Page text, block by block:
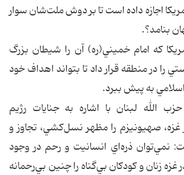
اجازه داده است تا بر دوش ملت‌شان سوار
بنامد؟.
كه امام خميني(ره) آن را شيطان بزرگ
را در منطقه قرار داد تا بتواند اهداف خود
به پيش ببرد.
‌الله لبنان با اشاره به جنايات رژيم
صهيونيزم را مظهر نسل‌كشي، تجاوز و
نمي‌توان ذره‌اي انسانيت و رحم در وجود
زنان و كودكان بي‌گناه را چنين بي‌رحمانه